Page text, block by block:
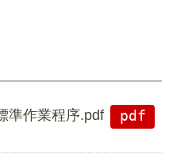
準作業程序.pdf
pdf